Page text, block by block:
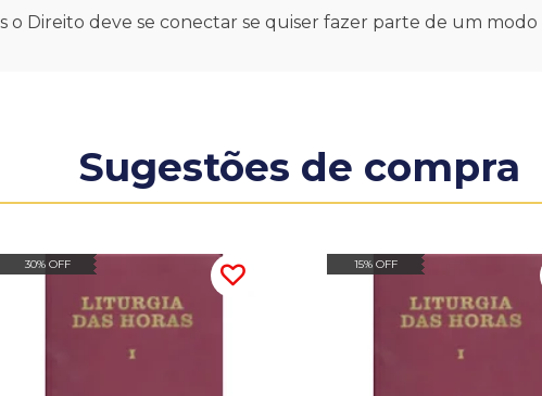
o Direito deve se conectar se quiser fazer parte de um
Sugestões de compra
30% OFF 15% OFF